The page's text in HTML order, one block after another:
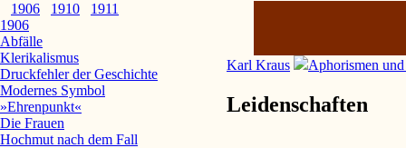
Karl Kraus Aphorismen
Leidenschaften
1906 1910
1911
1906
Abfälle
Klerikalismus
Druckfehler der Geschichte
Modernes Symbol
»Ehrenpunkt«
Die Frauen
Hochmut nach dem Fall